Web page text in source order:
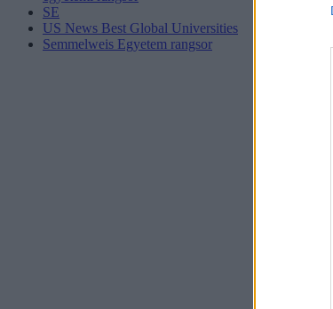
SE
US News Best Global Universities
Semmelweis Egyetem rangsor